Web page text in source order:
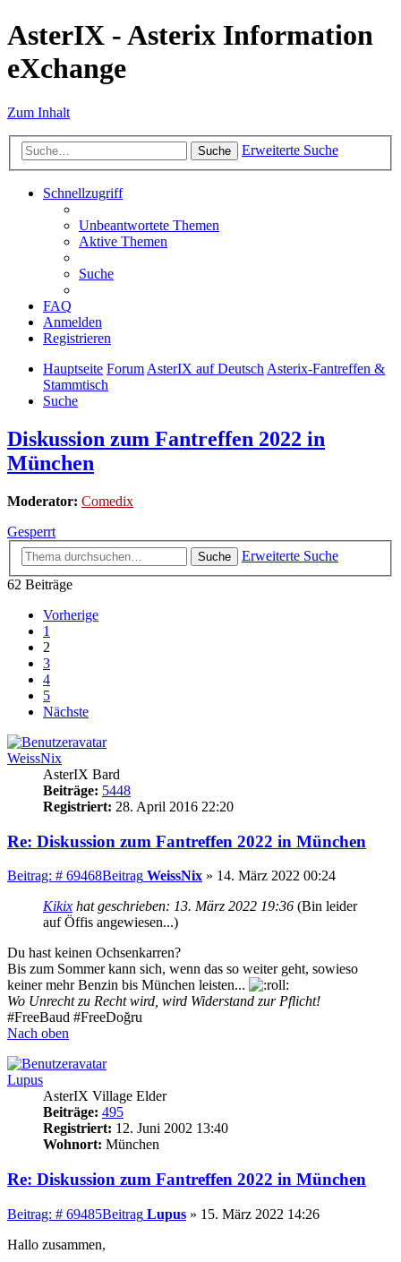
AsterIX - Asterix Information
eXchange
Zum Inhalt
Suche Erweiterte Suche
Schnellzugriff
Unbeantwortete Themen
Aktive Themen
Suche
FAQ
Anmelden
Registrieren
Hauptseite ForumAsterIX auf DeutschAsterix-Fantreffen &
Stammtisch
Suche
Diskussion zum Fantreffen 2022 in
München
Moderator: Comedix
Gesperrt
Suche
Erweiterte Suche
62 Beiträge
Vorherige
1
2
3
4
5
Nächste
WeissNix
AsterIX Bard
Beiträge: 5448
Registriert: 28. April 2016 22:20
Re: Diskussion zum Fantreffen 2022 in München
Beitrag: # 69468Beitrag WeissNix » 14. März 2022 00:24
Kikix hat geschrieben: 13. März 2022 19:36 (Bin leider
auf Öffis angewiesen...)
Du hast keinen Ochsenkarren?
Bis zum Sommer kann sich, wenn das so weiter geht, sowieso
keiner mehr Benzin bis München leisten...
Wo Unrecht zu Recht wird, wird Widerstand zur Pflicht!
#FreeBaud #FreeDoğru
Nach oben
Lupus
AsterIX Village Elder
Beiträge: 495
Registriert: 12. Juni 2002 13:40
Wohnort: München
Re: Diskussion zum Fantreffen 2022 in München
Beitrag: # 69485Beitrag Lupus » 15. März 2022 14:26
Hallo zusammen,